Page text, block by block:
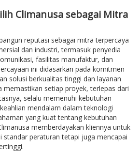
Climanusa sebagai Mitra
reputasi sebagai mitra terpercaya
dan industri, termasuk penyedia
fasilitas manufaktur, dan
ini didasarkan pada komitmen
solusi berkualitas tinggi dan layanan
memastikan setiap proyek, terlepas dari
selalu memenuhi kebutuhan
mendalam dalam teknologi
yang kuat tentang kebutuhan
memberdayakan kliennya untuk
standar peraturan tetapi juga mencapai